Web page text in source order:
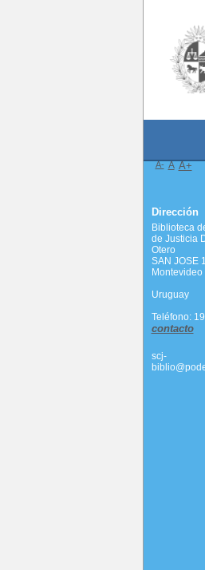
A- A A+
Dirección
Biblioteca
de Justicia
Otero
SAN JOSE
Montevideo
Uruguay
Teléfono:
contacto
scj-